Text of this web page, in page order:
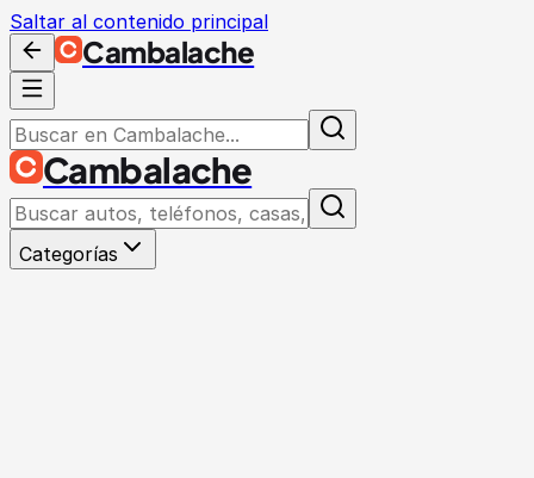
Saltar al contenido principal
Cambalache
Cambalache
Categorías